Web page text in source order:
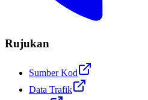
Rujukan
Sumber Kod
Data Trafik